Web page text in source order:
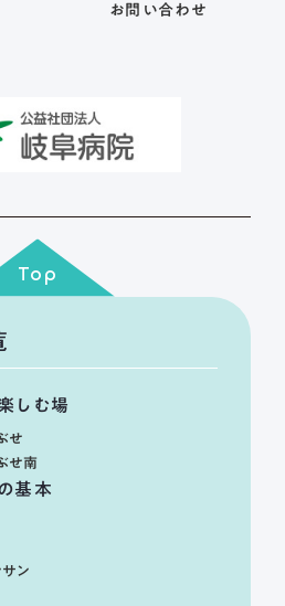
お問い合わせ
Top
しむ場
せ
せ南
基本
ン